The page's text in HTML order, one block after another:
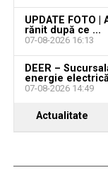
UPDATE FOTO
rănit după ce ...
07-08-2026 16:13
DEER –
energie
07-08-2026 14:49
Actualitate